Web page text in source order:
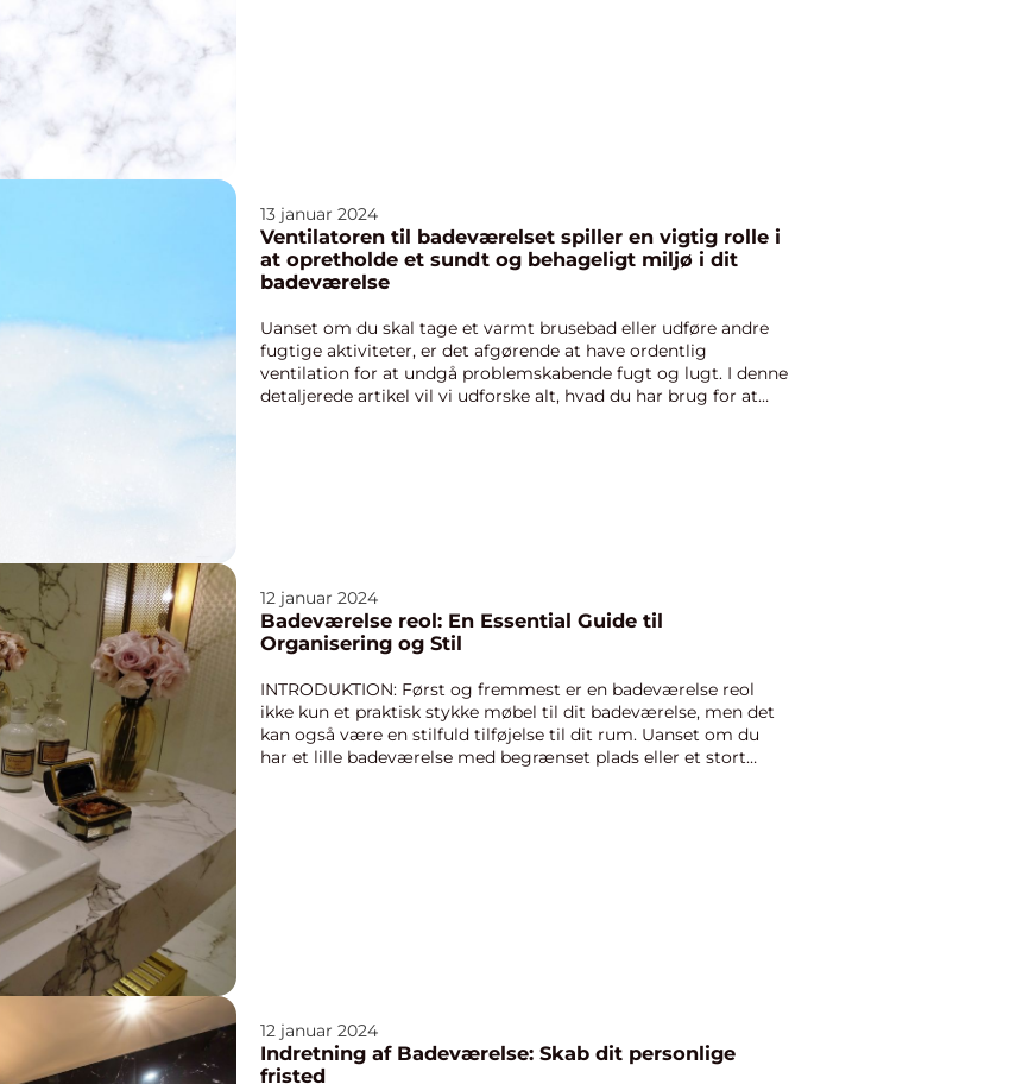
13 januar 2024
Ventilatoren til badeværelset spiller en vigtig rolle i
at opretholde et sundt og behageligt miljø i dit
badeværelse
Uanset om du skal tage et varmt brusebad eller udføre andre
fugtige aktiviteter, er det afgørende at have ordentlig
ventilation for at undgå problemskabende fugt og lugt. I denne
detaljerede artikel vil vi udforske alt, hvad du har brug for at
12 januar 2024
Badeværelse reol: En Essential Guide til
Organisering og Stil
INTRODUKTION: Først og fremmest er en badeværelse reol
ikke kun et praktisk stykke møbel til dit badeværelse, men det
kan også være en stilfuld tilføjelse til dit rum. Uanset om du
har et lille badeværelse med begrænset plads eller et stort
12 januar 2024
Indretning af Badeværelse: Skab dit personlige
fristed